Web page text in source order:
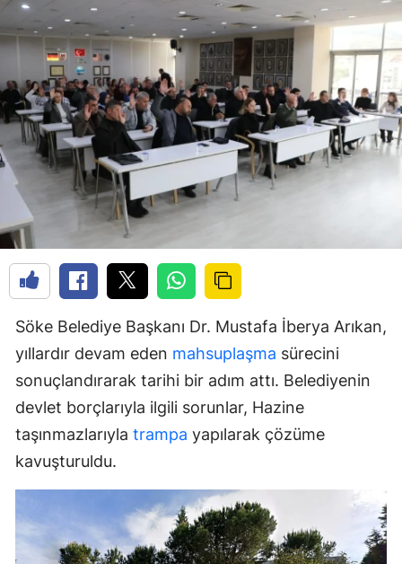
Söke Belediye Başkanı Dr. Mustafa İberya Arıkan,
yıllardır devam eden mahsuplaşma sürecini
sonuçlandırarak tarihi bir adım attı. Belediyenin
devlet borçlarıyla ilgili sorunlar, Hazine
taşınmazlarıyla trampa yapılarak çözüme
kavuşturuldu.